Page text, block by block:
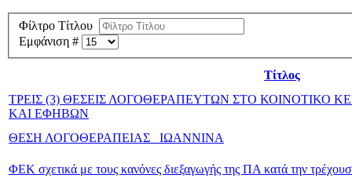
Φίλτρο Τίτλου
Εμφάνιση #
Τίτλος
ΤΡΕΙΣ (3) ΘΕΣΕΙΣ ΛΟΓΟΘΕΡΑΠΕΥΤΩΝ ΣΤΟ ΚΟΙΝΟΤΙΚΟ
ΚΑΙ ΕΦΗΒΩΝ
ΘΕΣΗ ΛΟΓΟΘΕΡΑΠΕΙΑΣ_ ΙΩΑΝΝΙΝΑ
ΦΕΚ σχετικά με τους κανόνες διεξαγωγής της ΠΑ κατά την